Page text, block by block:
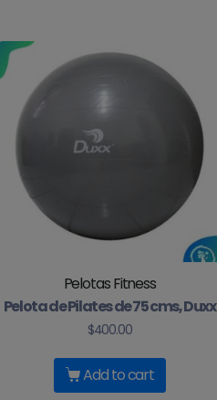
Pelotas Fitness
Pelota de Pilates de 75 cms, Duxx
$400.00
Add to cart